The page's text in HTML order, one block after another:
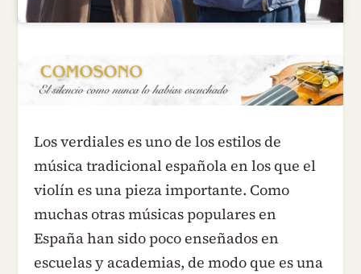
Los verdiales es uno de los estilos de
música tradicional española en los que el
violín es una pieza importante. Como
muchas otras músicas populares en
España han sido poco enseñados en
escuelas y academias, de modo que es una